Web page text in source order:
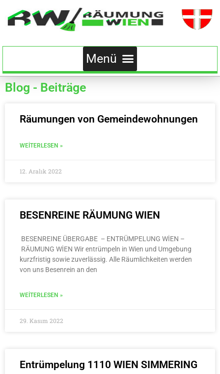
Blog - Beiträge
Räumungen von Gemeindewohnungen
WEITERLESEN »
12. Aralık 2022
BESENREINE RÄUMUNG WIEN
BESENREINE ÜBERGABE – ENTRÜMPELUNG WİEN –
RÄUMUNG WİEN Wir entrümpeln in Wien und Umgebung
kurzfristig sowie zuverlässig. Alle Räumlichkeiten werden
von uns Besenrein an den
WEITERLESEN »
29. Kasım 2022
Entrümpelung 1110 WIEN SIMMERING